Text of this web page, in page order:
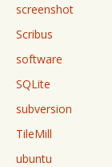
screenshot
Scribus
software
SQLite
subversion
TileMill
ubuntu